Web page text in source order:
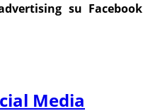
su Facebook
Media